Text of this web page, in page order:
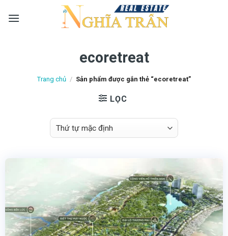
ecoretreat
Trang chủ / Sản phẩm được gắn thẻ “ecoretreat”
LỌC